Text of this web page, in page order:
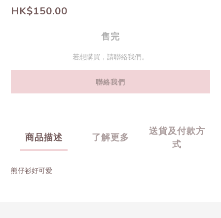
HK$150.00
售完
若想購買，請聯絡我們。
聯絡我們
商品描述 了解更多
送貨及付款方
式
熊仔衫好可愛